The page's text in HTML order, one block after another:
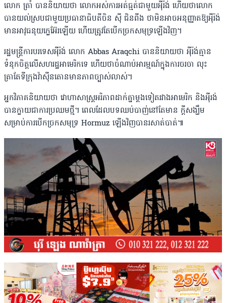
លោក ត្រាំ បាននិយាយថា លោកអស់ការអត់ធ្មត់ជាមួយអ៉ីរ៉ង់ ហើយថាលោក
បានយល់ស្របជាមួយប្រធានាធិបតីចិន ស៉ី ជិនពីង ថាមិនអាចអនុញ្ញាតឱ្យអ៉ីរ៉ង់
មានអាវុធនុយក្លេអ៊ែរឡេីយ ហេីយត្រូវតែបើកច្រកសមុទ្រឡើងវិញ។
រដ្ឋមន្ត្រីការបរទេសអ៉ីរ៉ង់ លោក Abbas Araqchi បាននិយាយថា អ៉ីរ៉ង់គ្មាន
ទំនុកចិត្តលេីសហរដ្ឋអាមេរិកទេ ហេីយថាចំណាប់អារម្មណ៍ក្នុងការចរចា លុះ
ត្រាតែទីក្រុងវ៉ាស៉ីនតោនមានភាពច្បាស់លាស់។
អ្នកវិភាគនិយាយថា វោហាសាស្រ្តអរិភាពដាក់គ្នាម្តងទៀតរវាងអាមេរិក និងអ៉ីរង់
បានក្លាយជាការប្រឈមថ្មី។ ពេលដែលបទឈប់បាញ់នៅតែមាន ក្តីសង្ឃឹម
សម្រាប់ការបើកច្រកសមុទ្រ Hormuz ឡើងវិញបានរសាត់បាត់៕